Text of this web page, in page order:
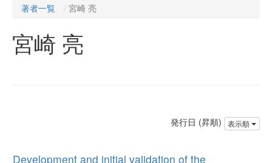
著者一覧 宮崎 亮
宮崎 亮
発行日 (昇順) 表示順
Development and initial validation of the